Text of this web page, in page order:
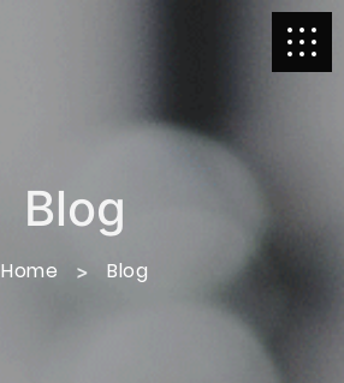
Blog
Home Blog